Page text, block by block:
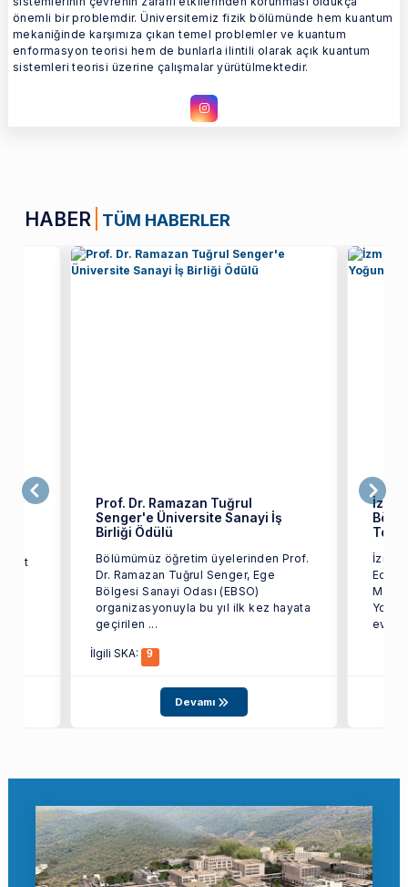
önemli bir problemdir. Üniversitemiz fizik bölümünde hem kuantum
mekaniğinde karşımıza çıkan temel problemler ve kuantum
enformasyon teorisi hem de bunlarla ilintili olarak açık kuantum
sistemleri teorisi üzerine çalışmalar yürütülmektedir.
HABER TÜM HABERLER
Prof. Dr. Ramazan Tuğrul
Senger'e Üniversite Sanayi İş
Birliği Ödülü
Bölümümüz öğretim üyelerinden Prof.
Dr. Ramazan Tuğrul Senger, Ege
Bölgesi Sanayi Odası (EBSO)
organizasyonuyla bu yıl ilk kez hayata
geçirilen ...
İlgili SKA: 9
Devamı
İzmir
İzmir
ev